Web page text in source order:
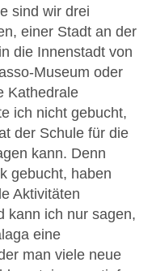
sind wir drei
einer Stadt an der
die Innenstadt von
Museum oder
Kathedrale
ich nicht gebucht,
der Schule für die
kann. Denn
gebucht, haben
Aktivitäten
kann ich nur sagen,
eine
man viele neue